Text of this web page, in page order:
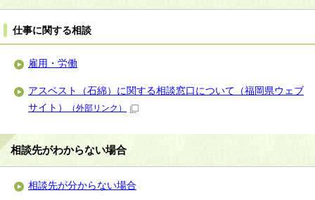
仕事に関する相談
雇用・労働
アスベスト（石綿）に関する相談窓口について（福岡県ウェブ
サイト）
（外部リンク）
相談先がわからない場合
相談先が分からない場合